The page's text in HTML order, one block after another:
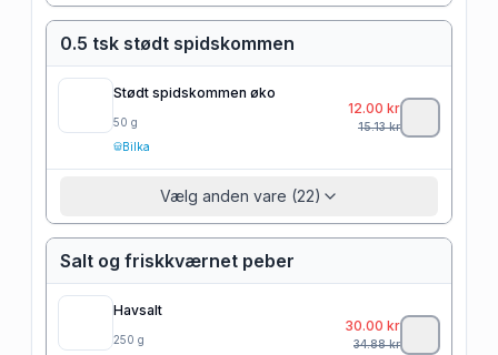
0.5 tsk stødt spidskommen
Stødt spidskommen øko
50 g
Bilka
12.00 kr
15.13kr
Vælg anden vare (22)
Salt og friskkværnet peber
Havsalt
250 g
30.00 kr
34.88kr